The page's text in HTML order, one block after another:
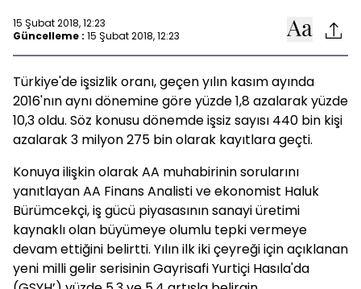
15 Şubat 2018, 12:23
Güncelleme : 15 Şubat 2018, 12:23
Türkiye'de işsizlik oranı, geçen yılın kasım ayında
2016'nın aynı dönemine göre yüzde 1,8 azalarak yüzde
10,3 oldu. Söz konusu dönemde işsiz sayısı 440 bin kişi
azalarak 3 milyon 275 bin olarak kayıtlara geçti.
Konuya ilişkin olarak AA muhabirinin sorularını
yanıtlayan AA Finans Analisti ve ekonomist Haluk
Bürümcekçi, iş gücü piyasasının sanayi üretimi
kaynaklı olan büyümeye olumlu tepki vermeye
devam ettiğini belirtti. Yılın ilk iki çeyreği için açıklanan
yeni milli gelir serisinin Gayrisafi Yurtiçi Hasıla'da